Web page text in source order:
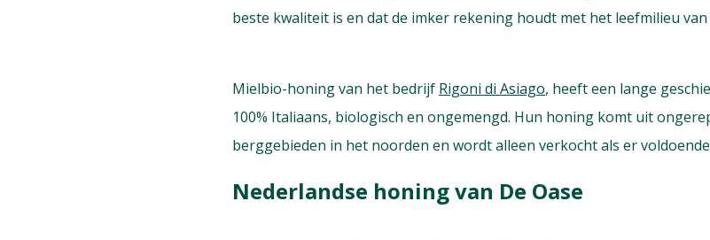
beste kwaliteit is en dat de imker rekening houdt met het leefmilieu
Mielbio-honing van het bedrijf Rigoni di Asiago, heeft een lange
100% Italiaans, biologisch en ongemengd. Hun honing komt uit
berggebieden in het noorden en wordt alleen verkocht als er
Nederlandse honing van De Oase